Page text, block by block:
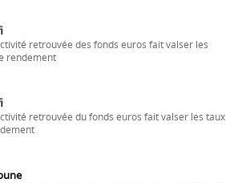
retrouvée des fonds euros fait valser les
rendement
retrouvée du fonds euros fait valser les taux